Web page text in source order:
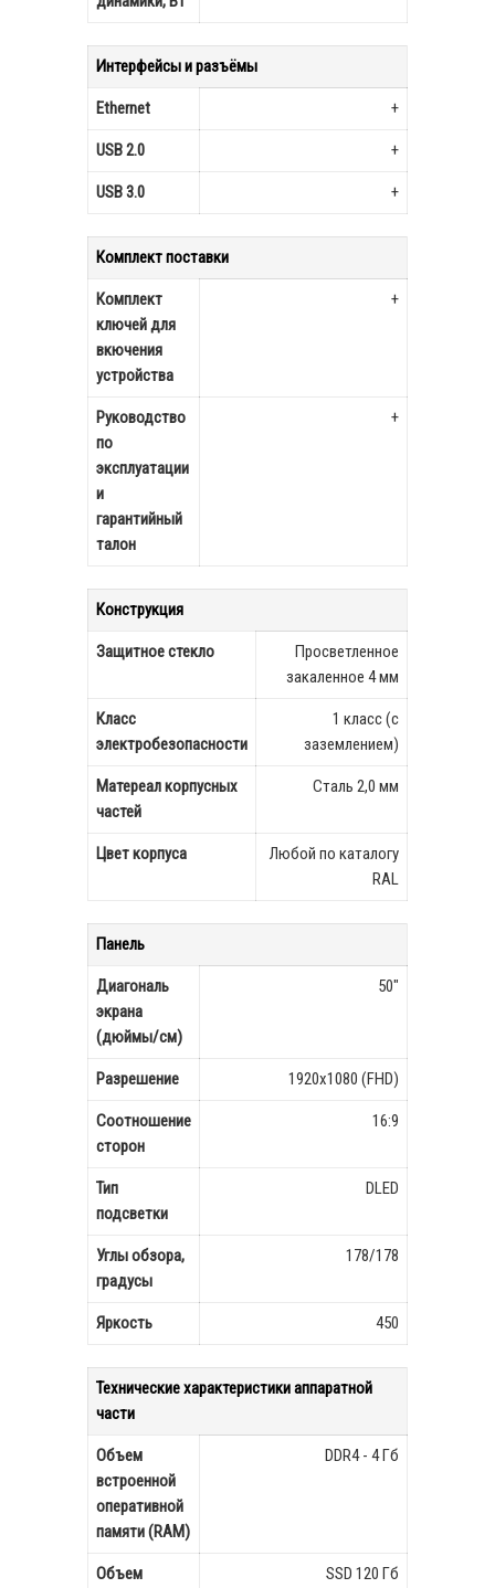
Интерфейсы и разъёмы
Ethernet +
USB 2.0 +
USB 3.0 +
Комплект поставки
Комплект
ключей для
вкючения
устройства
+
Руководство
по
эксплуатации
и
гарантийный
талон
+
Конструкция
Защитное стекло
Просветленное
закаленное 4 мм
Класс
электробезопасности
1 класс (с
заземлением)
Матереал корпусных
частей
Сталь 2,0 мм
Цвет корпуса
Любой по каталогу
RAL
Панель
Диагональ
экрана
(дюймы/см)
50"
Разрешение 1920х1080 (FHD)
Соотношение
сторон
16:9
Тип
подсветки
DLED
Углы обзора,
градусы
178/178
Яркость 450
Технические характеристики аппаратной
части
Объем
встроенной
оперативной
памяти (RAM)
DDR4 - 4 Гб
Объем
SSD 120 Гб